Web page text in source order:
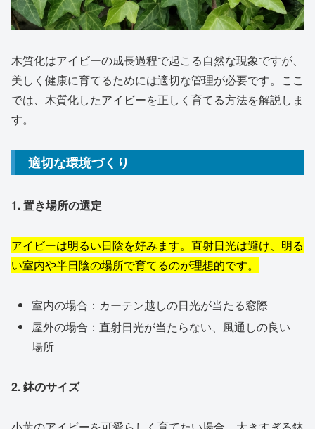
木質化はアイビーの成長過程で起こる自然な現象ですが、
美しく健康に育てるためには適切な管理が必要です。ここ
では、木質化したアイビーを正しく育てる方法を解説しま
す。
適切な環境づくり
1. 置き場所の選定
アイビーは明るい日陰を好みます。直射日光は避け、明る
い室内や半日陰の場所で育てるのが理想的です。
室内の場合：カーテン越しの日光が当たる窓際
屋外の場合：直射日光が当たらない、風通しの良い
場所
2. 鉢のサイズ